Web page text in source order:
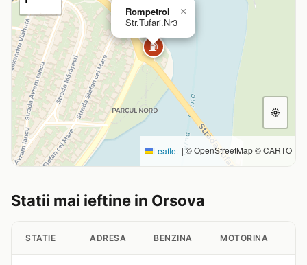
⛽
Rompetrol
Str.Tufari.Nr3
×
Leaflet |© OpenStreetMap © CARTO
Statii mai ieftine in Orsova
STATIE ADRESA BENZINA MOTORINA